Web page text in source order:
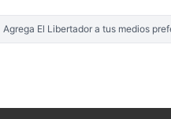
Agrega El Libertador a tus medios